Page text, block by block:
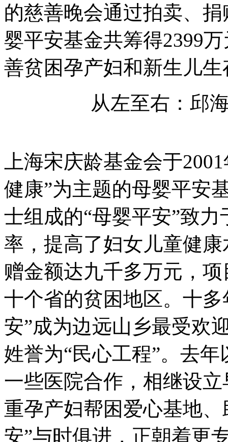
的慈善晚会通过拍卖、
婴平安基金共筹得2399
善贫困孕产妇和新生儿
从左至右：邱
上海宋庆龄基金会于
健康”为主题的母婴平安
士组成的“母婴平安”致
率，提高了妇女儿童健
赠金额达九千多万元，
十个省的贫困地区。十
安”成为边远山乡最受欢
姓誉为“民心工程”。去
一些医院合作，相继设
重孕产妇帮困爱心基地
安”与时俱进，正朝着更